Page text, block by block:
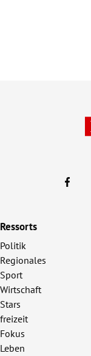
Ressorts
Politik
Regionales
Sport
Wirtschaft
Stars
freizeit
Fokus
Leben